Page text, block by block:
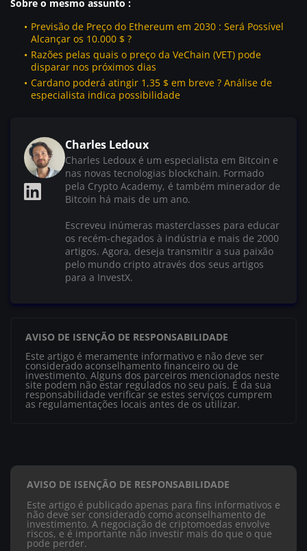
Sobre o mesmo assunto :
Previsão de Preço do Ethereum em 2030 : Será Possível
Alcançar os 10.000 $ ?
Razões pelas quais o preço da VeChain (VET) pode
disparar nos próximos dias
Cardano poderá atingir 1,35 $ em breve ? Análise de
especialista indica possibilidade
Charles Ledoux
Charles Ledoux é um especialista em Bitcoin e
nas novas tecnologias blockchain. Formado
pela Crypto Academy, é também minerador de
Bitcoin há mais de um ano.
Escreveu inúmeras masterclasses para educar
os recém-chegados à indústria e mais de 2000
artigos. Agora, deseja transmitir a sua paixão
pelo mundo cripto através dos seus artigos
para a InvestX.
AVISO DE ISENÇÃO DE RESPONSABILIDADE
Este artigo é meramente informativo e não deve ser
considerado aconselhamento financeiro ou de
investimento. Alguns dos parceiros mencionados neste
site podem não estar regulados no seu país. É da sua
responsabilidade verificar se estes serviços cumprem
as regulamentações locais antes de os utilizar.
AVISO DE ISENÇÃO DE RESPONSABILIDADE
Este artigo é publicado apenas para fins informativos e
não deve ser considerado como aconselhamento de
investimento. A negociação de criptomoedas envolve
riscos, e é importante não investir mais do que o que
pode perder.